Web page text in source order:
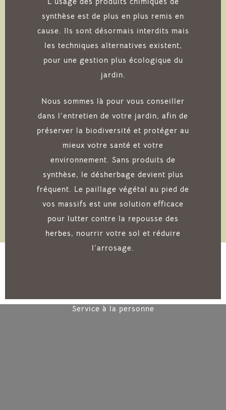
synthèse est de plus en plus remis en
cause. Ils sont désormais interdits mais
les techniques alternatives existent,
pour une gestion plus écologique du
jardin.
Nous sommes là pour vous conseiller
dans l’entretien de votre jardin, afin de
préserver la biodiversité et protéger au
mieux votre santé et votre
environnement. Sans produits de
synthèse, le désherbage devient plus
fréquent. Le paillage végétal au pied de
vos massifs est une solution efficace
pour lutter contre la repousse des
herbes, nourrir votre sol et réduire
l’arrosage.
Service à la personne